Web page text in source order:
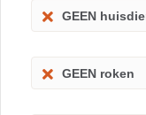
GEEN
GEEN roken